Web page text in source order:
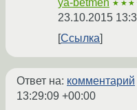
ya-betmen
23.10.2015
Ссылка
Ответ на: комментарий
13:29:09 +00:00